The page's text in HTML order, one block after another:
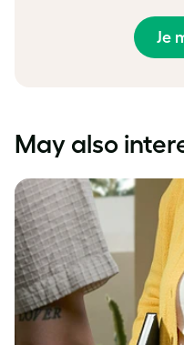
Je
May also